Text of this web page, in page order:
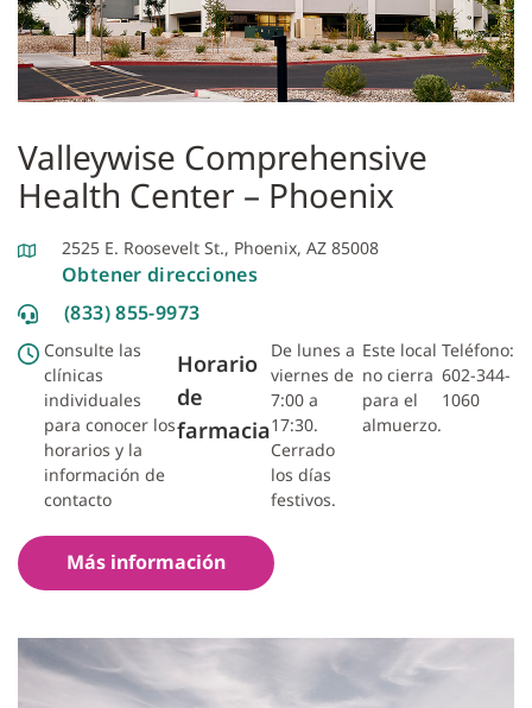
Valleywise Comprehensive
Health Center – Phoenix
2525 E. Roosevelt St., Phoenix, AZ 85008
Obtener direcciones
(833) 855-9973
Consulte las
clínicas
individuales
para conocer los
horarios y la
información de
contacto
Horario
de
farmacia
De lunes a
viernes de
7:00 a
17:30.
Cerrado
los días
festivos.
Este local
no cierra
para el
almuerzo.
Teléfono:
602-344-
1060
Más información